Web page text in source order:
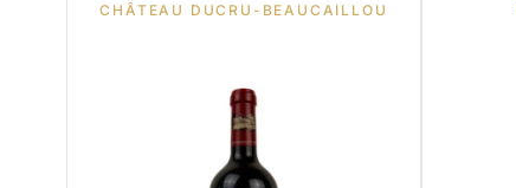
CHÂTEAU DUCRU-BEAUCAILLOU